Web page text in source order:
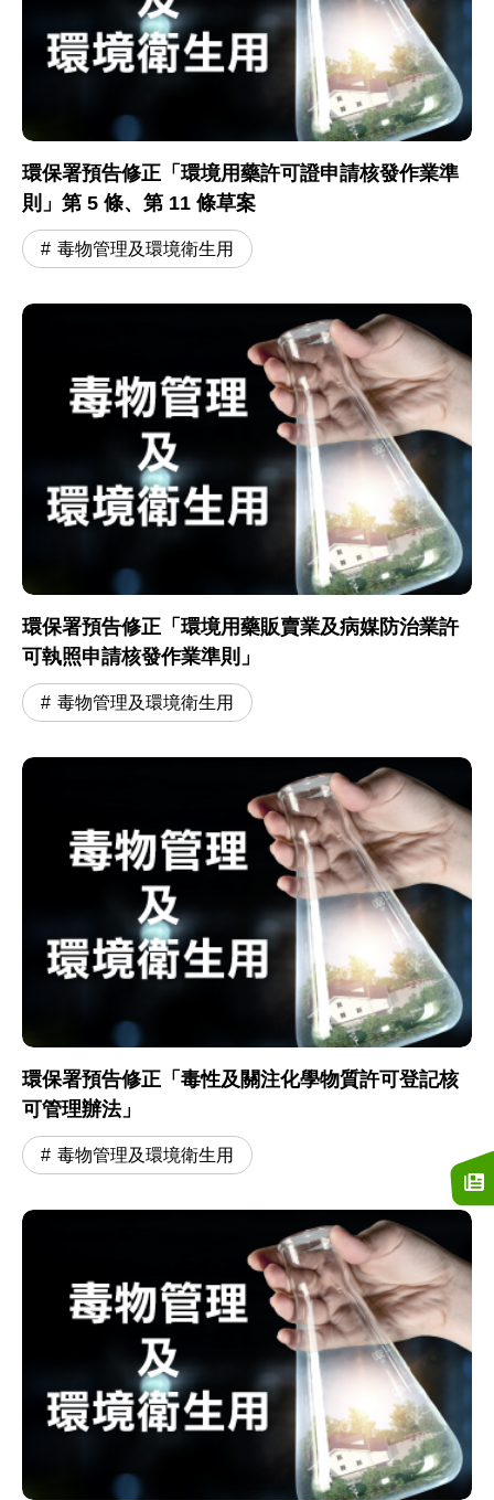
環保署預告修正「環境用藥許可證申請核發作業準
則」第 5 條、第 11 條草案
毒物管理及環境衛生用
環保署預告修正「環境用藥販賣業及病媒防治業許
可執照申請核發作業準則」
毒物管理及環境衛生用
環保署預告修正「毒性及關注化學物質許可登記核
可管理辦法」
毒物管理及環境衛生用